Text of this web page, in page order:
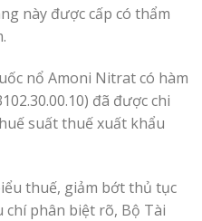
này được cấp có thẩm
nổ Amoni Nitrat có hàm
đã được chi
suất thuế xuất khẩu
thuế, giảm bớt thủ tục
phân biệt rõ, Bộ Tài